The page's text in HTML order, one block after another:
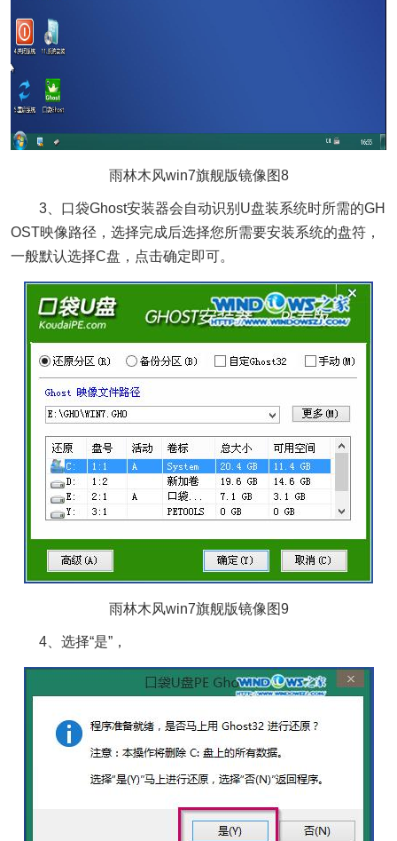
雨林木风win7旗舰版镜像图8
3、口袋Ghost安装器会自动识别U盘装系统时所需的GH
OST映像路径，选择完成后选择您所需要安装系统的盘符，
一般默认选择C盘，点击确定即可。
雨林木风win7旗舰版镜像图9
4、选择“是”，